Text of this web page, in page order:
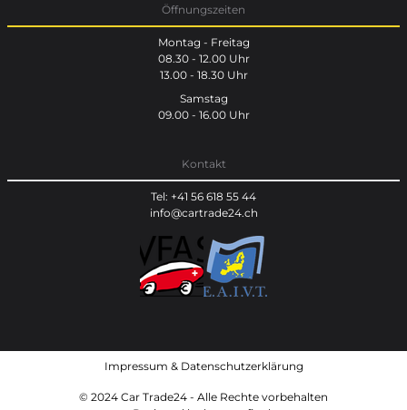
Öffnungszeiten
Montag - Freitag
08.30 - 12.00 Uhr
13.00 - 18.30 Uhr
Samstag
09.00 - 16.00 Uhr
Kontakt
Tel: +41 56 618 55 44
info@cartrade24.ch
Impressum & Datenschutzerklärung
© 2024 Car Trade24 - Alle Rechte vorbehalten